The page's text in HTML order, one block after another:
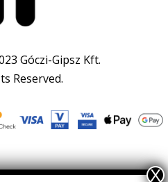
Góczi-Gipsz Kft.
Reserved.